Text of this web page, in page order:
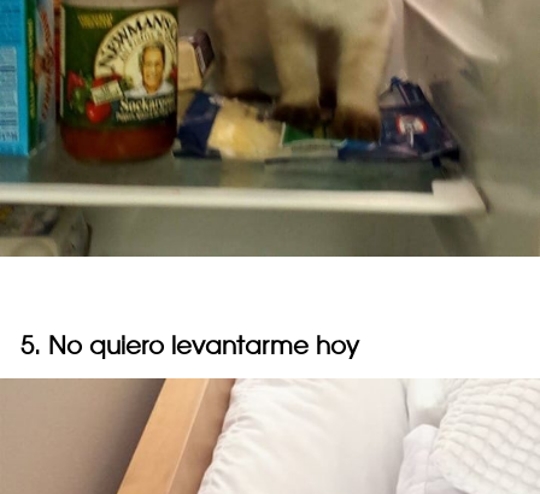
5. No quiero levantarme hoy